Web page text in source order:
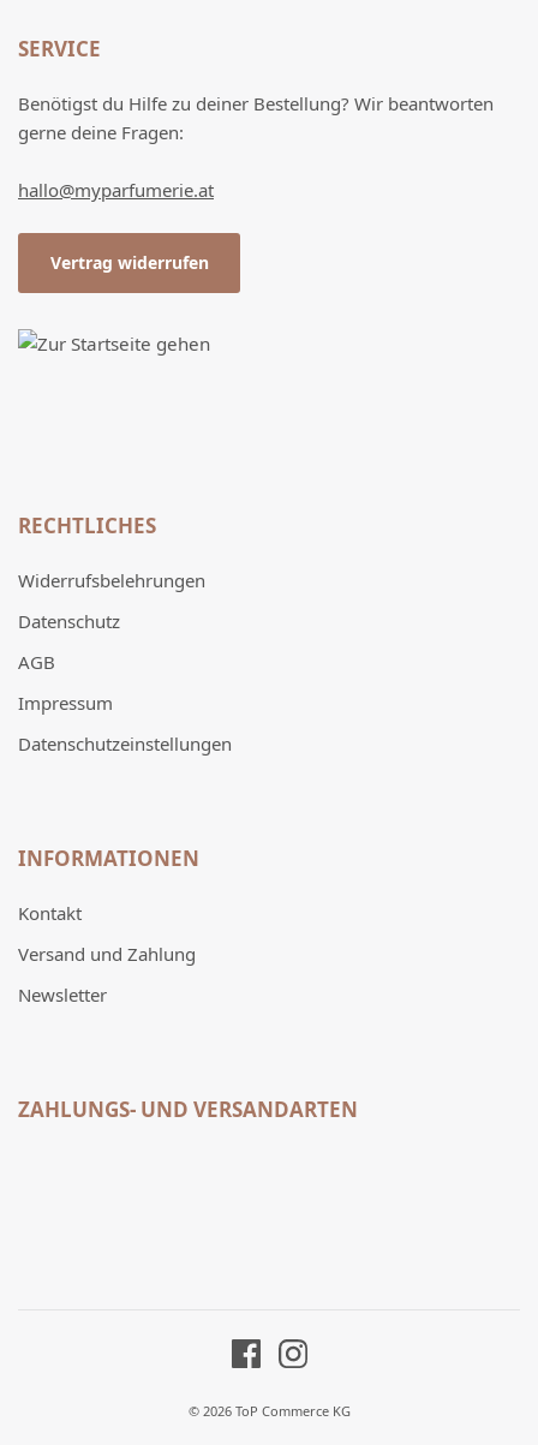
SERVICE
Benötigst du Hilfe zu deiner Bestellung? Wir beantworten
gerne deine Fragen:
hallo@myparfumerie.at
Vertrag widerrufen
RECHTLICHES
Widerrufsbelehrungen
Datenschutz
AGB
Impressum
Datenschutzeinstellungen
INFORMATIONEN
Kontakt
Versand und Zahlung
Newsletter
ZAHLUNGS- UND VERSANDARTEN
© 2026 ToP Commerce KG